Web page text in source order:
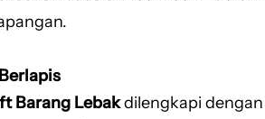
Barang Lebakdilengkapi dengan